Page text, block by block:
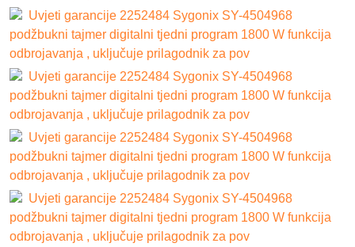
Uvjeti garancije 2252484 Sygonix SY-4504968
podžbukni tajmer digitalni tjedni program 1800 W funkcija
odbrojavanja , uključuje prilagodnik za pov
Uvjeti garancije 2252484 Sygonix SY-4504968
podžbukni tajmer digitalni tjedni program 1800 W funkcija
odbrojavanja , uključuje prilagodnik za pov
Uvjeti garancije 2252484 Sygonix SY-4504968
podžbukni tajmer digitalni tjedni program 1800 W funkcija
odbrojavanja , uključuje prilagodnik za pov
Uvjeti garancije 2252484 Sygonix SY-4504968
podžbukni tajmer digitalni tjedni program 1800 W funkcija
odbrojavanja , uključuje prilagodnik za pov